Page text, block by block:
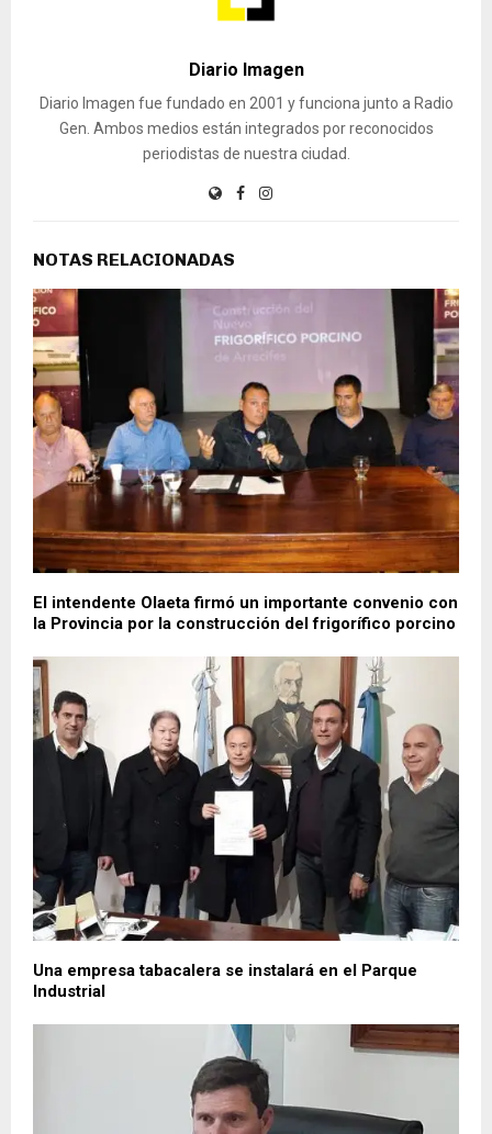
Diario Imagen
Diario Imagen fue fundado en 2001 y funciona junto a Radio
Gen. Ambos medios están integrados por reconocidos
periodistas de nuestra ciudad.
NOTAS RELACIONADAS
El intendente Olaeta firmó un importante convenio con
la Provincia por la construcción del frigorífico porcino
Una empresa tabacalera se instalará en el Parque
Industrial